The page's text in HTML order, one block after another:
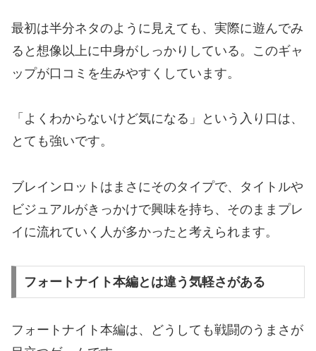
最初は半分ネタのように見えても、実際に遊んでみ
ると想像以上に中身がしっかりしている。このギャ
ップが口コミを生みやすくしています。
「よくわからないけど気になる」という入り口は、
とても強いです。
ブレインロットはまさにそのタイプで、タイトルや
ビジュアルがきっかけで興味を持ち、そのままプレ
イに流れていく人が多かったと考えられます。
フォートナイト本編とは違う気軽さがある
フォートナイト本編は、どうしても戦闘のうまさが